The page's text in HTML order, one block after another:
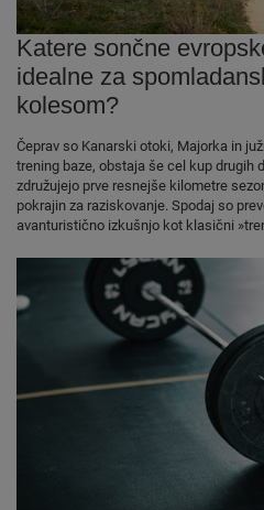
Katere sončne
idealne za
kolesom?
Čeprav so Kanarski otoki, Majorka in
trening baze, obstaja še cel kup drugih
združujejo prve resnejše kilometre
pokrajin za raziskovanje. Spodaj so
avanturistično izkušnjo kot klasični